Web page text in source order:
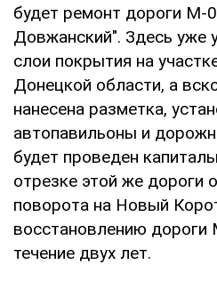
будет ремонт дороги М-
Довжанский". Здесь уже
слои покрытия на
Донецкой области, а
нанесена разметка,
автопавильоны и
будет проведен
отрезке этой же дороги
поворота на Новый
восстановлению дороги
течение двух лет.